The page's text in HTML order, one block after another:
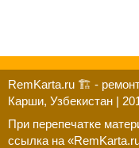
RemKarta.ru 🏗️ -
Карши, Узбекистан |
При перепечатке
ссылка на